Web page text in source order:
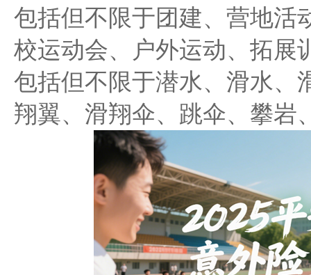
包括但不限于团建、营地活
校运动会、户外运动、拓展
包括但不限于潜水、滑水、
翔翼、滑翔伞、跳伞、攀岩